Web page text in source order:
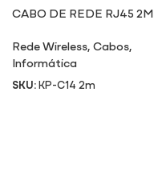
CABO DE REDE RJ45 2M
Rede Wireless,Cabos,
Informática
SKU:KP-C14 2m